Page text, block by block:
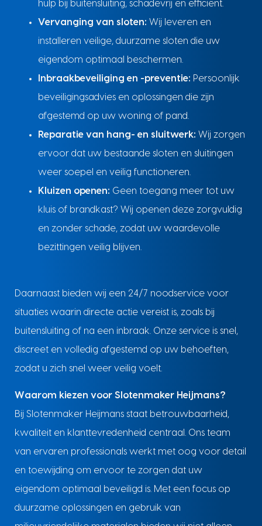
hulp bij buitensluiting, schadevrij en efficiënt.
Vervanging van sloten: Wij leveren en
installeren veilige, duurzame sloten die uw
eigendom optimaal beschermen.
Inbraakbeveiliging en -preventie: Persoonlijk
beveiligingsadvies en oplossingen die zijn
afgestemd op uw woning of pand.
Reparatie van hang- en sluitwerk: Wij zorgen
ervoor dat uw bestaande sloten en sluitingen
weer soepel en veilig functioneren.
Kluizen openen: Geen toegang meer tot uw
kluis of brandkast? Wij openen deze zorgvuldig
en zonder schade, zodat uw waardevolle
bezittingen veilig blijven.
Daarnaast bieden wij een 24/7 noodservice voor
situaties waarin directe actie vereist is, zoals bij
buitensluiting of na een inbraak. Onze service is snel,
discreet en volledig afgestemd op uw behoeften,
zodat u zich snel weer veilig voelt.
Waarom kiezen voor Slotenmaker Heijmans?
Bij Slotenmaker Heijmans staat betrouwbaarheid,
kwaliteit en klanttevredenheid centraal. Ons team
van ervaren professionals werkt met oog voor detail
en toewijding om ervoor te zorgen dat uw
eigendom optimaal beveiligd is. Met een focus op
duurzame oplossingen en gebruik van